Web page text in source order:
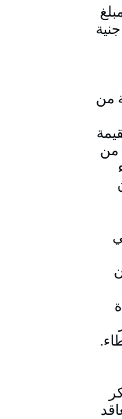
جنية
ذمة من
تامين مبدئي 2% من